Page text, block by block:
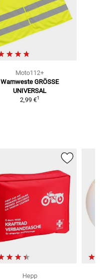
Moto112+
Warnweste GRÖSSE
UNIVERSAL
2,99 €1
Hepp